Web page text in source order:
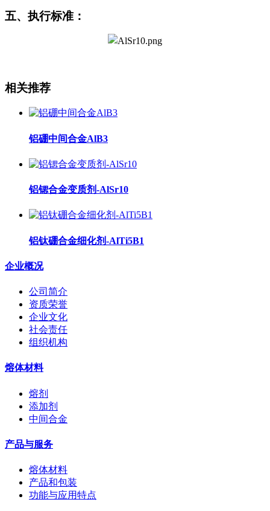
五、执行标准：
相关推荐
铝硼中间合金AlB3
铝锶合金变质剂-AlSr10
铝钛硼合金细化剂-AlTi5B1
企业概况
公司简介
资质荣誉
企业文化
社会责任
组织机构
熔体材料
熔剂
添加剂
中间合金
产品与服务
熔体材料
产品和包装
功能与应用特点